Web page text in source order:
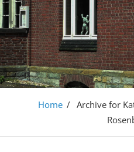
Home / Archive for